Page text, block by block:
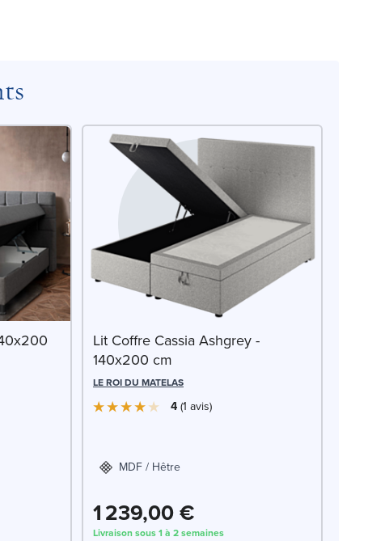
Lit Coffre Cassia Ashgrey -
140x200 cm
LE ROI DU MATELAS
4 1 avis
MDF / Hêtre
1 239,00 €
Livraison sous 1 à 2 semaines